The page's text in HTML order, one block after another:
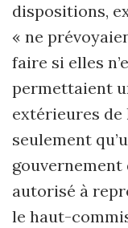
dispositions,
« ne
faire si elles
permettaient
extérieures de
seulement
autorisé à
le haut-